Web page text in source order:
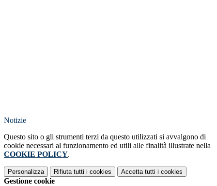
Notizie
Questo sito o gli strumenti terzi da questo utilizzati si avvalgono di
cookie necessari al funzionamento ed utili alle finalità illustrate nella
COOKIE POLICY.
Personalizza Rifiuta tutti i cookies Accetta tutti i cookies
Gestione cookie